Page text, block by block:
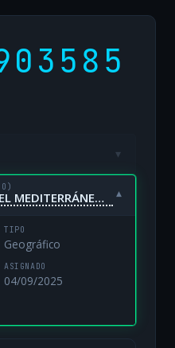
▾
AIRE NETWORKS DEL MEDITERRÁNEO, S.L. UNIPERSONAL ▾
TIPO
Geográfico
ASIGNADO
04/09/2025